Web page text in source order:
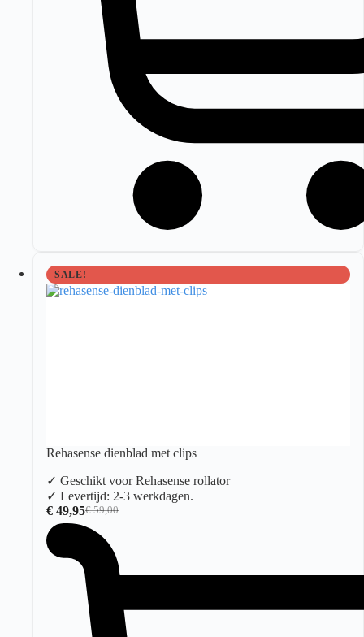
SALE!
Rehasense dienblad met clips
✓ Geschikt voor Rehasense rollator
✓ Levertijd: 2-3 werkdagen.
€59,00
Oorspronkelijke
prijs
was:
€ 59,00.
€ 49,95Huidige
prijs
€ 49,95.